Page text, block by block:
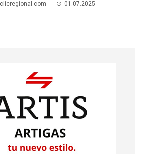
clicregional.com 01.07.2025